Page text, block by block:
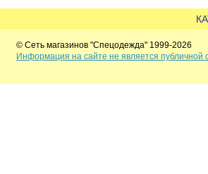
© Сеть магазинов "Спецодежда" 1999-2026
Информация на сайте не является публичной